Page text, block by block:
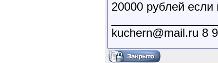
20000 рублей если
kuchern@mail.ru 8